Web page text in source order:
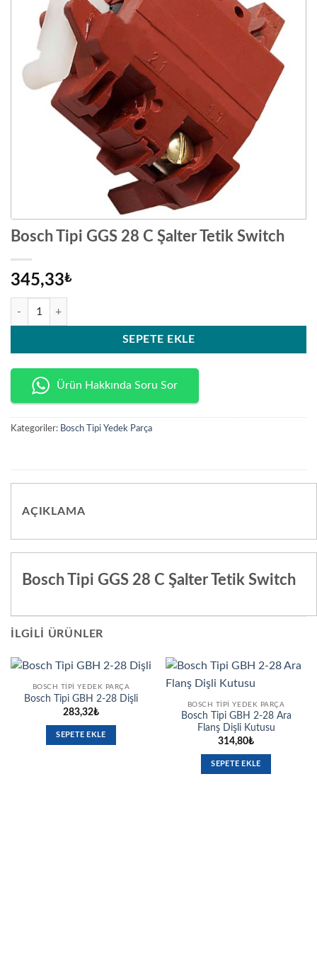
Bosch Tipi GGS 28 C Şalter Tetik Switch
345,33₺
Bosch Tipi GGS 28 C Şalter Tetik Switch adet
SEPETE EKLE
Ürün Hakkında Soru Sor
Kategoriler: Bosch Tipi Yedek Parça
AÇIKLAMA
Bosch Tipi GGS 28 C Şalter Tetik Switch
İLGILI ÜRÜNLER
BOSCH TIPI YEDEK PARÇA
Bosch Tipi GBH 2-28 Dişli
283,32₺
SEPETE EKLE
BOSCH TIPI YEDEK PARÇA
Bosch Tipi GBH 2-28 Ara
Flanş Dişli Kutusu
314,80₺
SEPETE EKLE